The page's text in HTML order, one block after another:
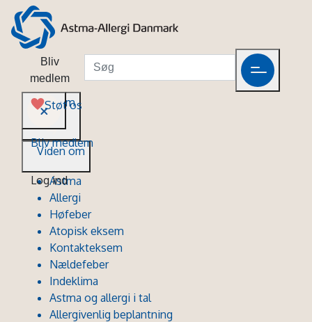
Bliv
medlem
Støt os
Bliv medlem
Log ind
Viden om
Viden om
Astma
Allergi
Høfeber
Atopisk eksem
Kontakteksem
Nældefeber
Indeklima
Astma og allergi i tal
Allergivenlig beplantning